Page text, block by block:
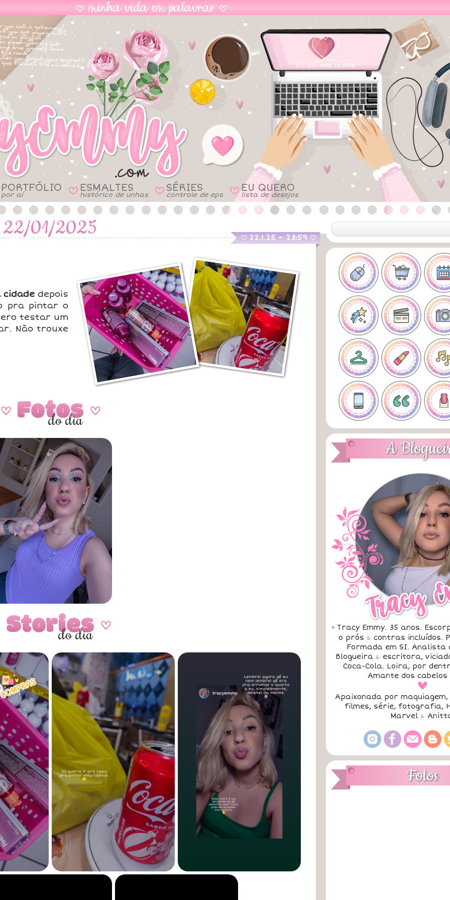
PORTFÓLIO
por aí B ESMALTES
histórico de unhas B SÉRIES
controle de eps B EU QUERO
lista de desejos
22/01/2025 B 22.1.25 ~ 23:59 B
cidade depois
pra pintar o
testar um
Não trouxe
AFotos A
do dia
Stories A
do dia
A
• Tracy Emmy. 35 anos.
o prós & contras incluídos.
Formada em SI. Analista
Blogueira & escritora,
Coca-Cola. Loira, por
Amante dos
a
Apaixonada por maquiagem,
filmes, série, fotografia,
Marvel &
Fotos